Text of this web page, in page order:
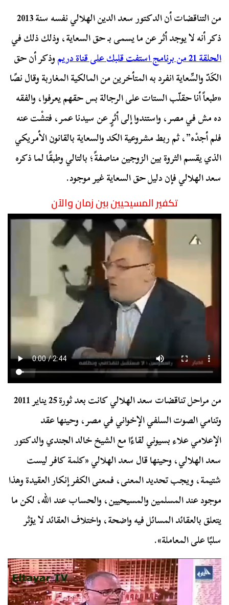
من التناقضات أن الدكتور سعد الدين الهلالي نفسه سنة 2013
ذكر أنه لا يوجد أثر عن ما يسمى بـ حق السعاية، وذلك ذلك في
الحلقة 21 من برنامج استفت قلبك على قناة دريم
وذكر أن حق
الكَدّ والسِّعاية انفرد به المتأخرين من المالكية المغاربة وقال نصًا
«طبعاً أنا حقلّب الستات على الرجالة بس حقهم يعرفوا، والفقه
ده مش في مصر، واستندوا إلى أثرٍ عن سيدنا عمر، فتشْت عنه
فلم أجدْه”، ثم ربط مشروعية الكد والسعاية بالقانون الأمريكي
الذي يقسم الثروة بين الزوجين مناصفةً؛ بالتالي وطبقًا لما ذكره
سعد الهلالي فإن دليل حق السعاية غير موجود.
تكفير المسيحيين بين زمان والآن
من مراحل تناقضات سعد الهلالي كانت بعد ثورة 25 يناير 2011
وتنامي الصوت السلفي الإخواني في مصر، وحينها عقد
الإعلامي علاء بسيوني لقاءًا مع الشيخ خالد الجندي والدكتور
سعد الهلالي، وحينها قال سعد الهلالي «كلمة كافر ليست
شتيمة، ويجب تحديد المعنى، فمعنى الكفر إنكار العقيدة وهذا
موجود عند المسلمين والمسيحيين، والحساب عند الله، لكن ما
يتعلق بالعقائد المسائل فيه واضحة، واختلاف العقائد لا يؤثر
سلبًا على المعاملة».